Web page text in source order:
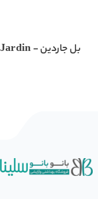
بل جاردین - Belle Jardin